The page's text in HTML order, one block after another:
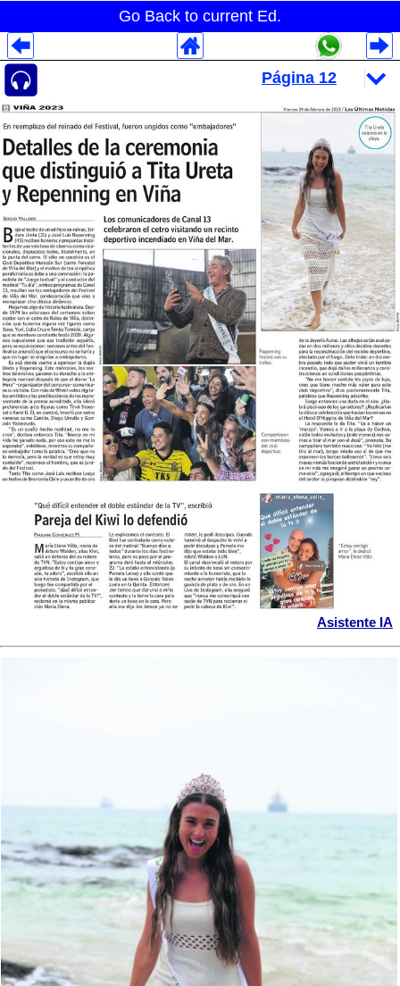
Go Back to current Ed.
Asistente IA
Despliegues Analytics
Despliegues Totales
Despliegues por Rubros